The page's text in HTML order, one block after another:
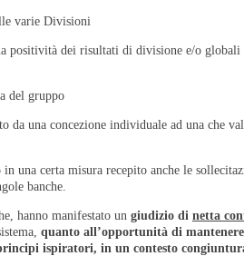
varie Divisioni
positività dei risultati di divisione e/o globali
del gruppo
una concezione individuale ad una che
una certa misura recepito anche le
banche.
hanno manifestato un giudizio di netta
quanto all’opportunità di mantenere
ispiratori, in un contesto